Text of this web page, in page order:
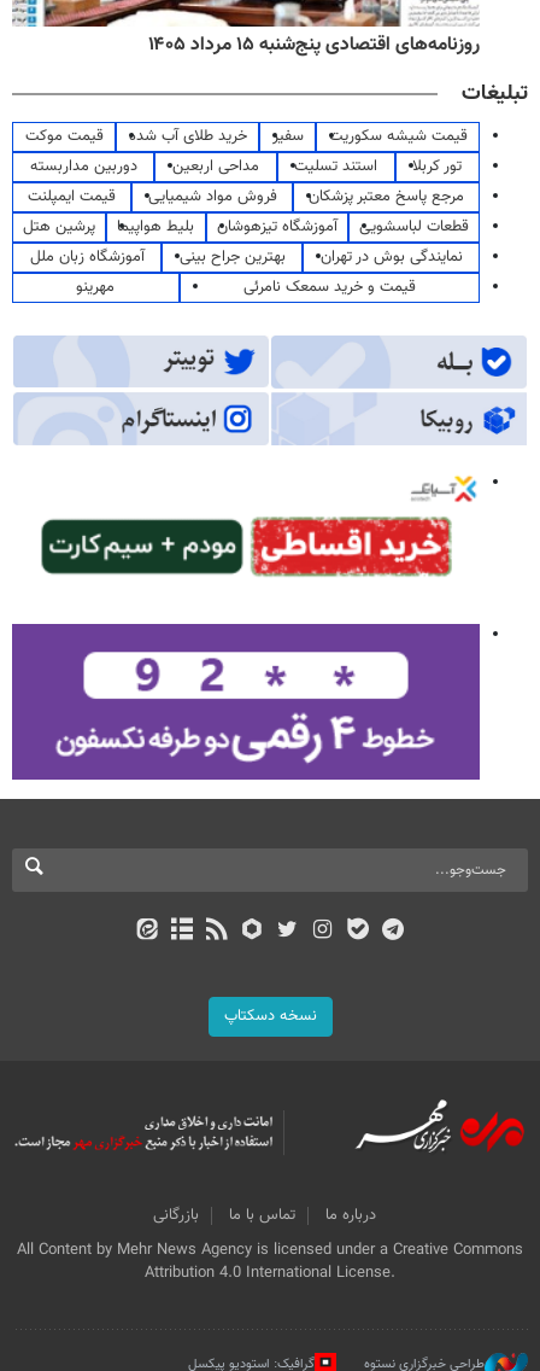
روزنامه‌های اقتصادی پنج‌شنبه ۱۵ مرداد ۱۴۰۵
تبلیغات
قیمت شیشه سکوریت سفیر خرید طلای آب شده
قیمت موکت
تور کربلا
استند تسلیت مداحی اربعین
دوربین مداربسته
مرجع پاسخ معتبر پزشکان
فروش مواد شیمیایی
قیمت ایمپلنت
قطعات لباسشویی
آموزشگاه تیزهوشان بلیط هواپیما
پرشین هتل
نمایندگی بوش در تهران
بهترین جراح بینی
آموزشگاه زبان ملل
قیمت و خرید سمعک نامرئی
مهرینو
نسخه دسکتاپ
درباره ما تماس با ما
بازرگانی
All Content by Mehr News Agency is licensed under a Creative Commons
Attribution 4.0 International License.
طراحی خبرگزاری نستوه گرافیک: استودیو پیکسل